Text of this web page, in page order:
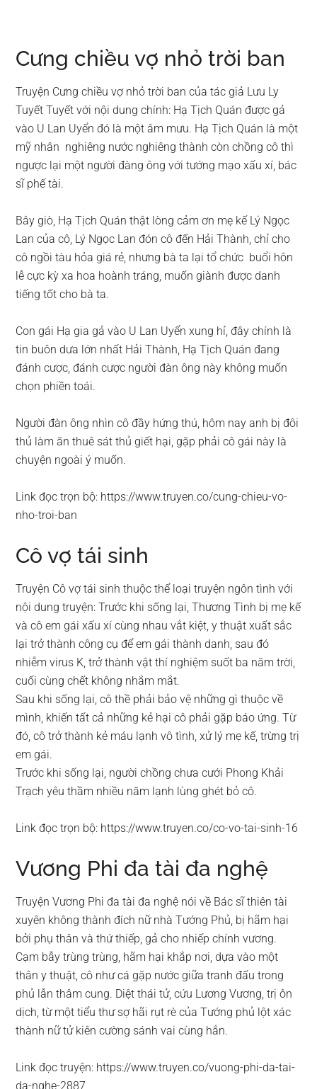
Cưng chiều vợ nhỏ trời ban
Truyện Cưng chiều vợ nhỏ trời ban của tác giả Lưu Ly
Tuyết Tuyết với nội dung chính: Hạ Tịch Quán được gả
vào U Lan Uyển đó là một âm mưu. Hạ Tịch Quán là một
mỹ nhân nghiêng nước nghiêng thành còn chồng cô thì
ngược lại một người đàng ông với tướng mạo xấu xí, bác
sĩ phế tài.
Bây giò, Hạ Tịch Quán thật lòng cảm ơn mẹ kế Lý Ngọc
Lan của cô, Lý Ngọc Lan đón cô đến Hải Thành, chỉ cho
cô ngồi tàu hỏa giá rẻ, nhưng bà ta lại tổ chức buổi hôn
lễ cực kỳ xa hoa hoành tráng, muốn giành được danh
tiếng tốt cho bà ta.
Con gái Hạ gia gả vào U Lan Uyển xung hỉ, đây chính là
tin buôn dưa lớn nhất Hải Thành, Hạ Tịch Quán đang
đánh cược, đánh cược người đàn ông này không muốn
chọn phiền toái.
Người đàn ông nhìn cô đầy hứng thú, hôm nay anh bị đôi
thủ làm ăn thuê sát thủ giết hại, gặp phải cô gái này là
chuyện ngoài ý muốn.
Link đọc trọn bộ: https://www.truyen.co/cung-chieu-vo-
nho-troi-ban
Cô vợ tái sinh
Truyện Cô vợ tái sinh thuộc thể loại truyện ngôn tình với
nội dung truyện: Trước khi sống lại, Thương Tình bị mẹ kế
và cô em gái xấu xí cùng nhau vắt kiệt, y thuật xuất sắc
lại trở thành công cụ để em gái thành danh, sau đó
nhiễm virus K, trở thành vật thí nghiệm suốt ba năm trời,
cuối cùng chết không nhắm mắt.
Sau khi sống lại, cô thề phải bảo vệ những gì thuộc về
mình, khiến tất cả những kẻ hại cô phải gặp báo ứng. Từ
đó, cô trở thành kẻ máu lạnh vô tình, xử lý mẹ kế, trừng trị
em gái.
Trước khi sống lại, người chồng chưa cưới Phong Khải
Trạch yêu thầm nhiều năm lạnh lùng ghét bỏ cô.
Link đọc trọn bộ: https://www.truyen.co/co-vo-tai-sinh-16
Vương Phi đa tài đa nghệ
Truyện Vương Phi đa tài đa nghệ nói về Bác sĩ thiên tài
xuyên không thành đích nữ nhà Tướng Phủ, bị hãm hại
bởi phụ thân và thứ thiếp, gả cho nhiếp chính vương.
Cạm bẫy trùng trùng, hãm hại khắp nơi, dựa vào một
thân y thuật, cô như cá gặp nước giữa tranh đấu trong
phủ lẫn thâm cung. Diệt thái tử, cứu Lương Vương, trị ôn
dịch, từ một tiểu thư sợ hãi rụt rè của Tướng phủ lột xác
thành nữ tử kiên cường sánh vai cùng hắn.
Link đọc truyện: https://www.truyen.co/vuong-phi-da-tai-
da-nghe-2887